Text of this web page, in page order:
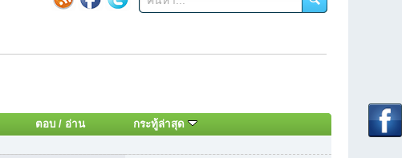
ตอบ/ อ่าน
กระทู้ล่าสุด